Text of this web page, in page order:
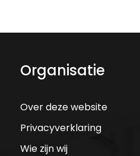
Organisatie
Over deze website
Privacyverklaring
Wie zijn wij